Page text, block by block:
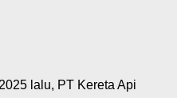
lalu, PT Kereta Api